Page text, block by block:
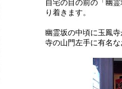
自宅の目の前の「幽
り着きます。
幽霊坂の中頃に玉鳳
寺の山門左手に有名